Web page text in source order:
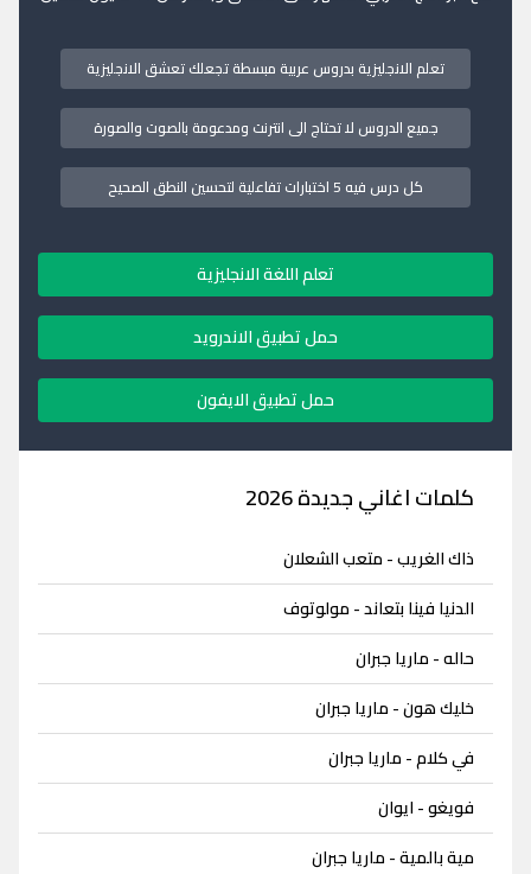
تعلم الانجليزية بدروس عربية مبسطة تجعلك تعشق الانجليزية
جميع الدروس لا تحتاج الى انترنت ومدعومة بالصوت والصورة
كل درس فيه 5 اختبارات تفاعلية لتحسين النطق الصحيح
تعلم اللغة الانجليزية
حمل تطبيق الاندرويد
حمل تطبيق الايفون
كلمات اغاني جديدة 2026
ذاك الغريب - متعب الشعلان
الدنيا فينا بتعاند - مولوتوف
حاله - ماريا جبران
خليك هون - ماريا جبران
في كلام - ماريا جبران
فويغو - ايوان
مية بالمية - ماريا جبران